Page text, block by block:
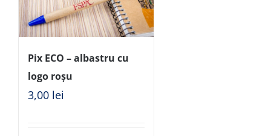
Pix ECO – albastru cu
logo roșu
3,00 lei